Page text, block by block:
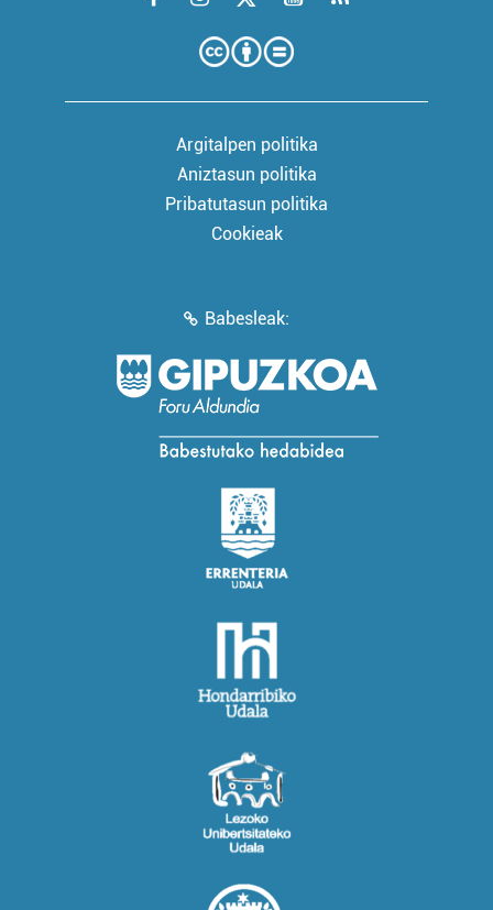
Argitalpen politika
Aniztasun politika
Pribatutasun politika
Cookieak
Babesleak: